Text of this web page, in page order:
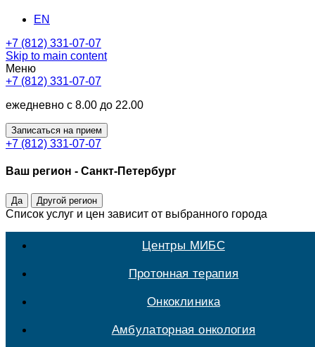
EN
+7 (812) 331-07-07
Skip to main content
Меню
+7 (812) 331-07-07
ежедневно с 8.00 до 22.00
Записаться на прием
+7 (812) 331-07-07
Ваш регион - Санкт-Петербург
Да Другой регион
Список услуг и цен зависит от выбранного города
Центры МИБС
Протонная терапия
Онкоклиника
Амбулаторная онкология